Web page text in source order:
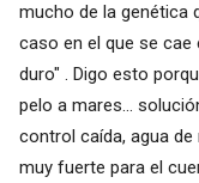
mucho de la genética
caso en el que se cae
duro" . Digo esto
pelo a mares...
control caída, agua
muy fuerte para el